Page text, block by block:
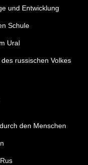
und Entwicklung
Schule
Ural
russischen Volkes
den Menschen